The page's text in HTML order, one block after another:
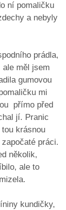
ní pomaličku
a nebyly
prádla,
měl jsem
gumovou
mi
přímo před
jí. Pranic
krásnou
práci.
několik,
ale to
kundičky,